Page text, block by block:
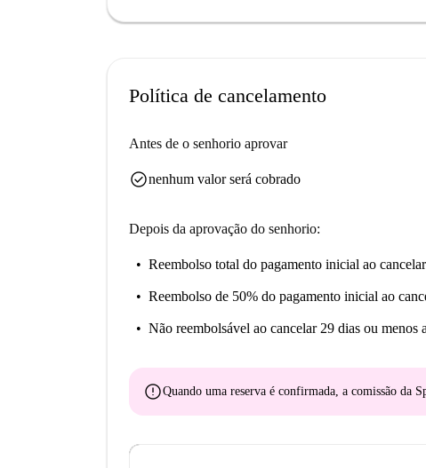
nas proximidades, incluindo o Ristorante Pizzeria Il
Política de cancelamento
Antes de o senhorio aprovar
check_circlenenhum valor será cobrado
Depois da aprovação do senhorio:
Reembolso total do pagamento inicial ao
Reembolso de 50% do pagamento inicial ao
Não reembolsável ao cancelar 29 dias ou menos
errorQuando uma reserva é confirmada, a comissão da